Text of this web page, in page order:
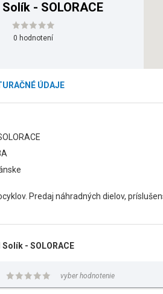
- SOLORACE
0 hodnotení
ÚDAJE
Predaj náhradných dielov,
- SOLORACE
vyber hodnotenie